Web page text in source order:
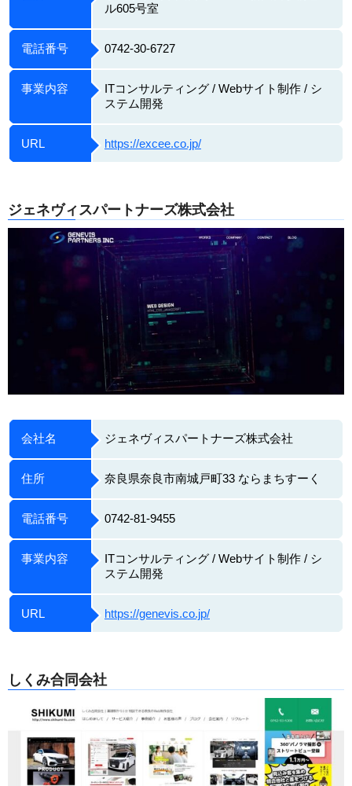
ル605号室
電話番号 0742-30-6727
事業内容
ITコンサルティング / Webサイト制作 / シ
ステム開発
URL https://excee.co.jp/
ジェネヴィスパートナーズ株式会社
会社名 ジェネヴィスパートナーズ株式会社
住所 奈良県奈良市南城戸町33 ならまちすーく
電話番号 0742-81-9455
事業内容
ITコンサルティング / Webサイト制作 / シ
ステム開発
URL https://genevis.co.jp/
しくみ合同会社